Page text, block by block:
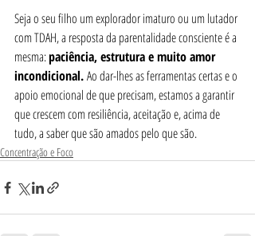
Seja o seu filho um explorador imaturo ou um lutador
com TDAH, a resposta da parentalidade consciente é a
mesma: paciência, estrutura e muito amor
incondicional. Ao dar-lhes as ferramentas certas e o
apoio emocional de que precisam, estamos a garantir
que crescem com resiliência, aceitação e, acima de
tudo, a saber que são amados pelo que são.
Concentração e Foco